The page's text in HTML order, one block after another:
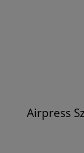
Airpress